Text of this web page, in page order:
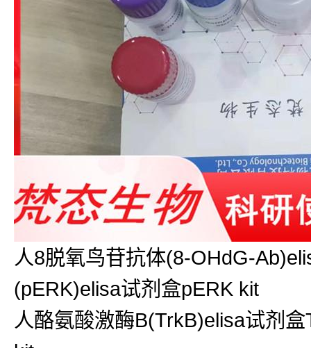
人8脱氧鸟苷抗体(8-OHdG-
(pERK)elisa试剂盒pERK kit
人酪氨酸激酶B(TrkB)elisa试剂